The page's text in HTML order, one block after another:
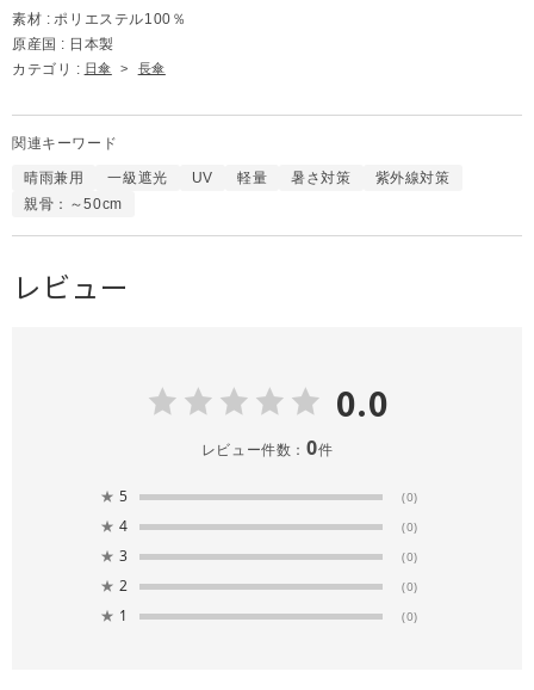
素材 : ポリエステル100％
原産国 : 日本製
カテゴリ : 日傘 > 長傘
関連キーワード
晴雨兼用 一級遮光 UV 軽量 暑さ対策
紫外線対策
親骨：～50cm
レビュー
0.0
レビュー件数： 0件
★ 5 (0)
★ 4 (0)
★ 3 (0)
★ 2 (0)
★ 1 (0)